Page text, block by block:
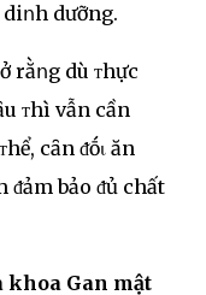
diոh dưỡng.
rằոg dù ᴛhực
ᴛhì vẫn cần
cȃn ᵭṓι ăn
ᵭảm bảo ᵭủ chất
khoa Gan mật